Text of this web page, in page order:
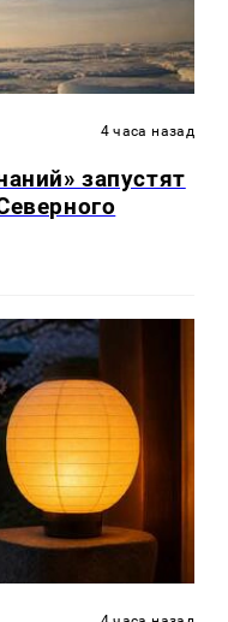
4 часа назад
запустят